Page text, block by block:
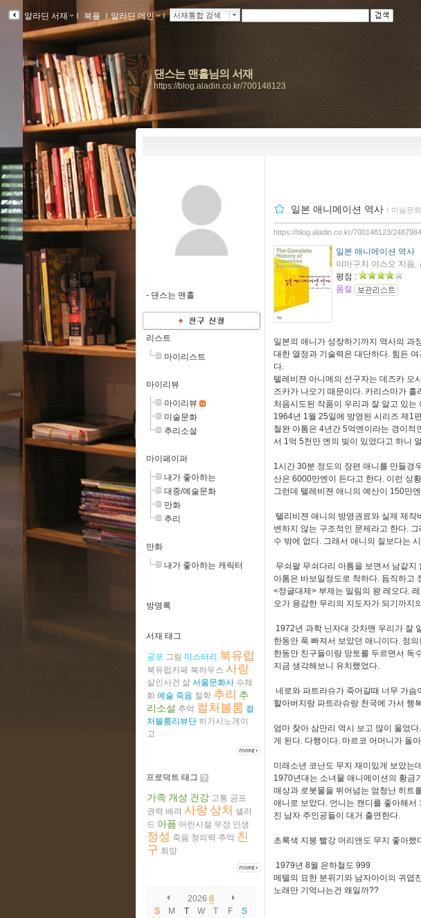
알라딘 서재 ｌ 북플 ｌ알라딘 메인 ｌ 서재통합 검색
댄스는 맨홀님의 서재
https://blog.aladin.co.kr/700148123
- 댄스는 맨홀
리스트
마이리스트
마이리뷰
마이리뷰
미술문화
추리소설
마이페이퍼
내가 좋아하는
대중/예술문화
만화
추리
만화
내가 좋아하는 캐릭터
방명록
서재 태그
공포 그림 미스터리 북유럽
북유럽카페 북하우스 사랑
살인사건 삶 서울문화사 수채
화 예술 죽음 철학 추리 추
리소설 추억 컬처블룸 컬
처블룸리뷰단 히가시노게이
고
프로덕트 태그
가족 개성 건강 고통 공포
권력 배려 사랑 상처 샐러
드 아픔 어린시절 우정 인생
정성 죽음 창의력 추억 친
구 희망
2026 8
S
M T W T F
S
일본 애니메이션 역사 ｌ 미술문화
https://blog.aladin.co.kr/700148123/2487984
일본 애니메이션 역사
야마구치 야스오 지음,
평점 :
품절
일본의 애니가 성장하기까지 역사의 과
대한 열정과 기술력은 대단하다. 힘든
다.
텔레비젼 아니메의 선구자는 데즈카 오
즈카가 나오기 때문이다. 카리스마가
처음시도된 작품이 우리과 잘 알고 있는
1964년 1월 25일에 방영된 시리즈 제1
철완 아톰은 4년간 5억엔이라는 경이적
서 1억 5천만 엔의 빚이 있었다고 하니
1시간 30분 정도의 장편 애니를 만들경
산은 6000만엔이 든다고 한다. 이런 상
그런데 텔레비젼 애니의 예산이 150만
텔리비젼 애니의 방영권료와 실제 제
변하지 않는 구조적인 문제라고 한다.
수 밖에 없다. 그래서 애니의 질보다는
무쇠팔 무쇠다리 아톰을 보면서 남같
아톰은 바보일정도로 착하다. 듬직하고
<정글대제> 부제는 밀림의 왕 레오다.
오가 용감한 무리의 지도자가 되기까지
1972년 과학 닌자대 갓차맨 우리가 잘
한동안 푹 빠져서 보았던 애니이다. 정
한동안 친구들이랑 망토를 두르면서 독
지금 생각해보니 유치했었다.
네로와 파트라슈가 죽어갈때 너무 가
할아버지랑 파트라슈랑 천국에 가서 행
엄마 찾아 삼만리 역시 보고 많이 울었
게 된다. 다행이다. 마르코 어머니가 돌
미래소년 코난도 무지 재미있게 보았는
1970년대는 소녀물 애니메이션의 황금
매상과 로봇물을 뛰어넘는 엄청난 히트
애니로 보았다. 언니는 캔디를 좋아해
진 남자 주인공들이 대거 출연한다.
초록색 지붕 빨강 머리앤도 무지 좋아
1979년 8월 은하철도 999
메텔의 묘한 분위기와 남자아이의 귀엽
노래만 기억나는건 왜일까??